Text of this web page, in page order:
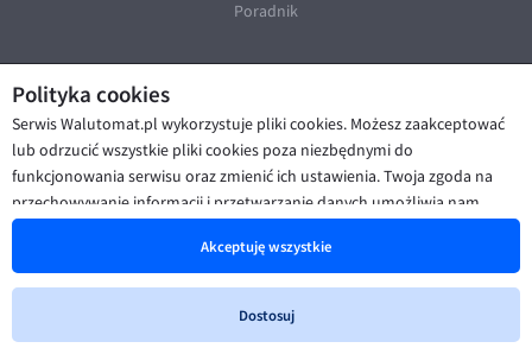
Polityka cookies
Serwis Walutomat.pl wykorzystuje pliki cookies. Możesz zaakceptować
lub odrzucić wszystkie pliki cookies poza niezbędnymi do
funkcjonowania serwisu oraz zmienić ich ustawienia. Twoja zgoda na
przechowywanie informacji i przetwarzanie danych umożliwia nam
poprawę funkcjonalności strony oraz prezentowanie Ci
spersonalizowanych treści i reklam. Więcej informacji znajdziesz w naszej
Akceptuję wszystkie
Dostosuj
Poradnik
© Walutomat 2026 | Regulaminy
|
Polityka prywatności i cookies | Deklaracja dostępności